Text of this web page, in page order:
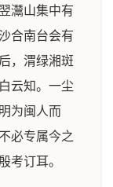
灊山集中有
合南台会有
，渭绿湘斑
云知。一尘
为闽人而
必专属今之
考订耳。